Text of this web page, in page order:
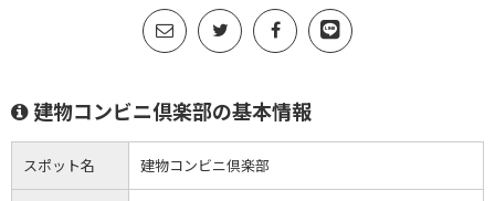
建物コンビニ倶楽部の基本情報
スポット名 建物コンビニ倶楽部